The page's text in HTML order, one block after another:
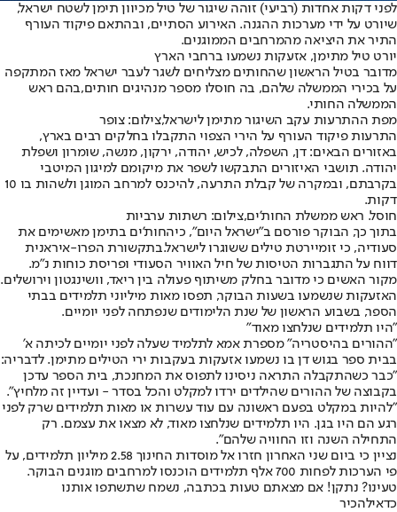
לפני דקות אחדות (רביעי) זוהה שיגור של טיל מכיוון תימן לשטח ישראל,
שיורט על ידי מערכות ההגנה. האירוע הסתיים, ובהתאם פיקוד העורף
התיר את היציאה מהמרחבים הממוגנים.
יורט טיל מתימן, אזעקות נשמעו ברחבי הארץ
מדובר בטיל הראשון שהחותים מצליחים לשגר לעבר ישראל מאז המתקפה
על בכירי הממשלה שלהם, בה חוסלו מספר מנהיגים חותים,בהם ראש
הממשלה החותי.
מפת ההתרעות עקב השיגור מתימן לישראל,צילום: צופר
התרעות פיקוד העורף על הירי הצפוי התקבלו בחלקים רבים בארץ,
באזורים הבאים: דן, השפלה, לכיש, יהודה, ירקון, מנשה, שומרון ושפלת
יהודה. תושבי האיזורים התבקשו לשפר את מיקומם למיגון המיטבי
בקרבתם, ובמקרה של קבלת התרעה, להיכנס למרחב המוגן ולשהות בו 10
דקות.
חוסל. ראש ממשלת החות'ים,צילום: רשתות ערביות
בתוך כך, הבוקר פורסם ב"ישראל היום", כיהחות'ים בתימן מאשימים את
סעודיה, כי זומיירטת טילים ששוגרו לישראל.בתקשורת הפרו-איראנית
דווח על התגברות הטיסות של חיל האוויר הסעודי ופריסת כוחות נ"מ.
מקור האשים כי מדובר בחלק משיתוף פעולה בין ריאד, וושינגטון וירושלים.
האזעקות שנשמעו בשעות הבוקר, תפסו מאות מיליוני תלמידים בבתי
הספר, בשבוע הראשון של שנת הלימודים שנפתחה לפני יומיים.
"היו תלמידים שנלחצו מאוד"
"ההורים בהיסטריה" מספרת אמא לתלמיד שעלה לפני יומיים לכיתה א'
בבית ספר בגוש דן בו נשמעו אזעקות בעקבות ירי הטילים מתימן. לדבריה:
"כבר כשהתקבלה התראה ניסינו לתפוס את המחנכת, בית הספר עדכן
בקבוצה של ההורים שהילדים ירדו למקלט והכל בסדר - ועדיין זה מלחיץ".
"להיות במקלט בפעם ראשונה עם עוד עשרות או מאות תלמידים שרק לפני
רגע הם היו בגן. היו תלמידים שנלחצו מאוד, לא מצאו את עצמם. רק
התחילה השנה וזו החוויה שלהם".
נציין כי ביום שני האחרון חזרו אל מוסדות החינוך 2.58 מיליון תלמידים, על
פי הערכות לפחות 700 אלף תלמידים הוכנסו למרחבים מוגנים הבוקר.
טעינו? נתקן! אם מצאתם טעות בכתבה, נשמח שתשתפו אותנו
כדאילהכיר